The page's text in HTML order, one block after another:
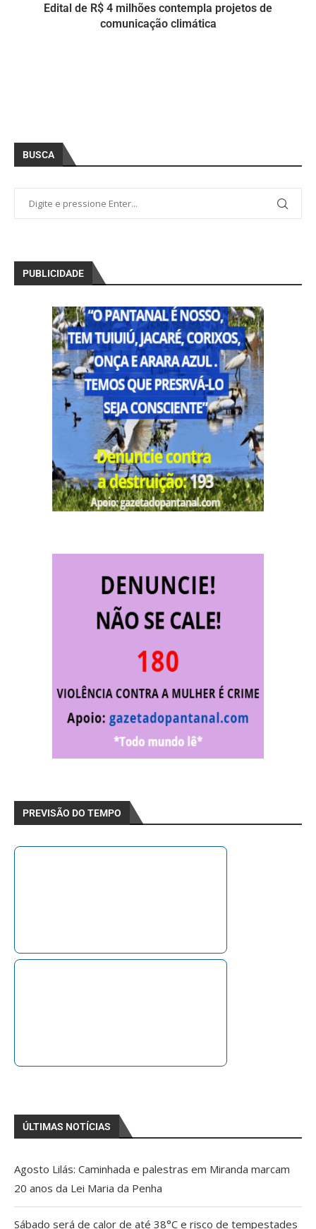
Edital de R$ 4 milhões contempla projetos de
comunicação climática
BUSCA
PUBLICIDADE
PREVISÃO DO TEMPO
ÚLTIMAS NOTÍCIAS
Agosto Lilás: Caminhada e palestras em Miranda marcam
20 anos da Lei Maria da Penha
Sábado será de calor de até 38°C e risco de tempestades